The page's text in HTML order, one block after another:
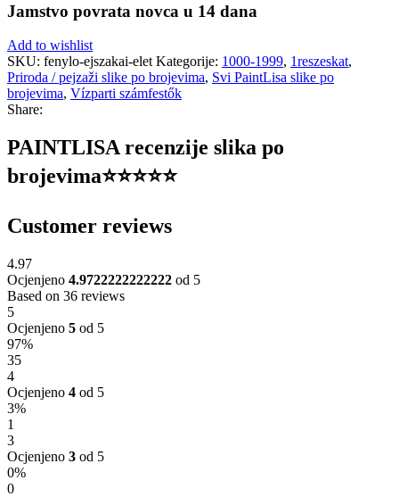
Jamstvo povrata novca u 14 dana
Add to wishlist
SKU: fenylo-ejszakai-eletKategorije: 1000-1999, 1reszeskat,
Priroda / pejzaži slike po brojevima, Svi PaintLisa slike po
brojevima, Vízparti számfestők
Share:
PAINTLISA recenzije slika po
brojevima⭐️⭐️⭐️⭐️⭐️
Customer reviews
4.97
Ocjenjeno 4.9722222222222 od 5
Based on 36 reviews
5
Ocjenjeno 5 od 5
97%
35
4
Ocjenjeno 4 od 5
3%
1
3
Ocjenjeno 3 od 5
0%
0